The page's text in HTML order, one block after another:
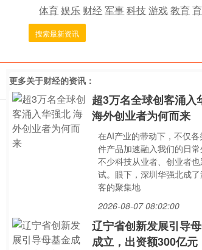
体育娱乐 财经军事科技游戏教育
搜索最新资讯
更多关于财经的资讯：
超3万名全球创客涌入
海外创业者为何而来
在AI产业的带动下，不仅各
件产品加速融入我们的日常
不少科技从业者、创业者
试。眼下，深圳华强北成
客的聚集地
2026-08-07 08:02:00
辽宁省创新发展引导
成立，出资额300亿元